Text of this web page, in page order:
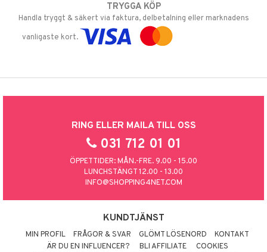
TRYGGA KÖP
Handla tryggt & säkert via faktura, delbetalning eller marknadens
vanligaste kort.
RING ELLER MAILA TILL OSS
031 712 01 01
ÖPPETTIDER: MÅN.-FRE. 9.00 - 15.00
LUNCHSTÄNGT 12.00 - 13.00
INFO@SHOPPING4NET.COM
KUNDTJÄNST
MIN PROFIL FRÅGOR & SVAR GLÖMT LÖSENORD
KONTAKT
ÄR DU EN INFLUENCER?
BLI AFFILIATE
COOKIES